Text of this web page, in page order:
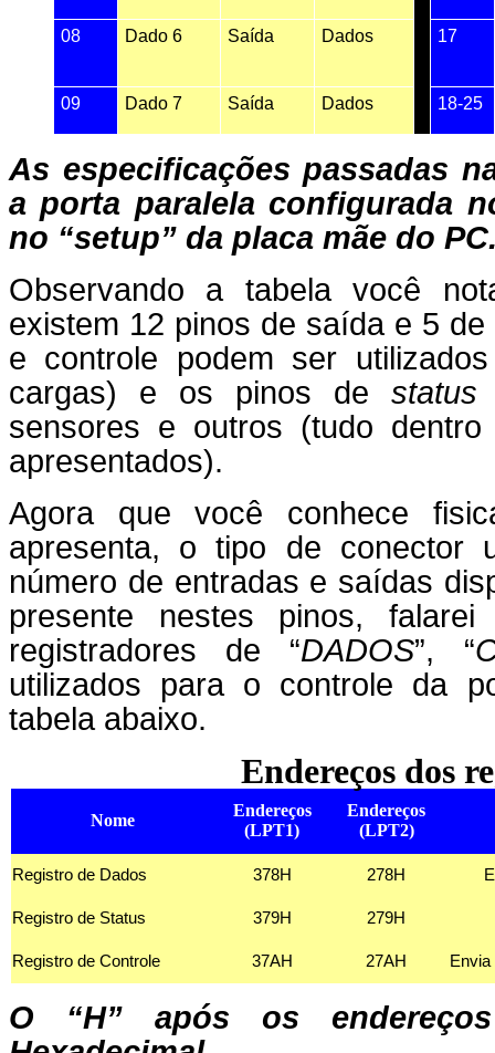
08 Dado 6 Saída Dados 17
09 Dado 7 Saída Dados 18-25
As especificações passadas
a porta paralela configurada
no “setup” da placa mãe do
Observando a tabela você
existem 12 pinos de saída e 5
e controle podem ser
cargas) e os pinos de status
sensores e outros (tudo
apresentados).
Agora que você conhece
apresenta, o tipo de conector
número de entradas e saídas
presente nestes pinos,
registradores de “DADOS”, “
utilizados para o controle da
tabela abaixo.
Endereços dos
Nome
Endereços
(LPT1)
Endereços
(LPT2)
Registro de Dados 378H 278H
Registro de Status 379H 279H
Registro de Controle 37AH 27AH
O “H” após os